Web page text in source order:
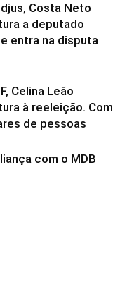
Costa Neto
a deputado
entra na disputa
Celina Leão
à reeleição. Com
de pessoas
com o MDB